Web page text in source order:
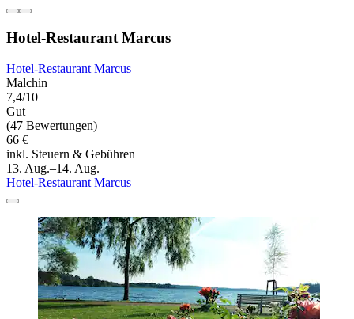
Hotel-Restaurant Marcus
Hotel-Restaurant Marcus
Malchin
7,4/10
Gut
(47 Bewertungen)
66 €
inkl. Steuern & Gebühren
13. Aug.–14. Aug.
Hotel-Restaurant Marcus